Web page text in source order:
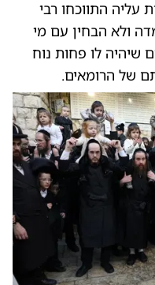
עליה התווכחו רבי
ולא הבחין עם מי
שיהיה לו פחות נוח
של הרומאים.